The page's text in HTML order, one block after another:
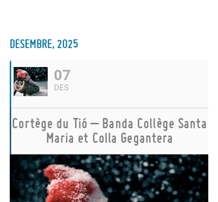
DESEMBRE, 2025
07
DES
Cortège du Tió – Banda Collège Santa
Maria et Colla Gegantera